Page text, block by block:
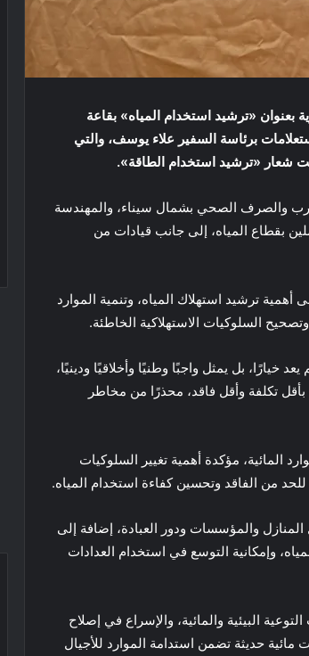
بعنوان «ترشيد استخدام المياه» بقاعة
برئاسة السفير علاء يوسف، والتي
شعار «ترشيد استخدام الطاقة».
والصرف الصحي بشمال سيناء، والمهندسة
بقطاع المياه، إلى جانب قيادات من
ترشيد استهلاك المياه، وتنمية الموارد
السلوكيات الاستهلاكية الخاطئة.
بل يمثل واجبًا وطنيًا وأخلاقيًا ودينيًا،
تكلفة وأقل فاقد، محذرًا من مخاطر
المائية، مؤكدة أهمية تغيير السلوكيات
للحد من الفاقد وتحسين كفاءة استخدام المياه.
والمؤسسات ودور العبادة، إضافة إلى
وإمكانية التوسع في استخدام العدادات
البيئية والمائية، والإسراع في إصلاح
مائية حديثة تضمن استدامة الموارد للأجيال